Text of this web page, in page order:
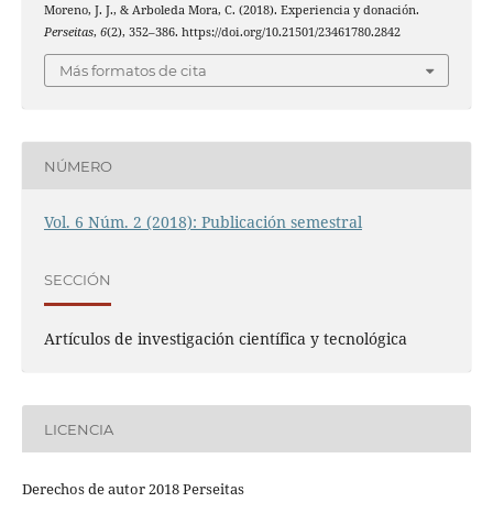
Moreno, J. J., & Arboleda Mora, C. (2018). Experiencia y donación.
Perseitas, 6(2), 352–386. https://doi.org/10.21501/23461780.2842
Más formatos de cita
NÚMERO
Vol. 6 Núm. 2 (2018): Publicación semestral
SECCIÓN
Artículos de investigación científica y tecnológica
LICENCIA
Derechos de autor 2018 Perseitas